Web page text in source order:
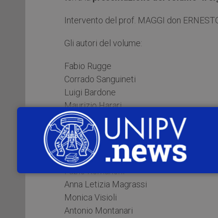
Intervento del prof. MAGGI don
Gli autori del volume:
Fabio Rugge
Corrado Sanguineti
Luigi Bardone
Maurizio Harari
Rosanina Invernizzi
Gianfranco Valle
Maria Chiara Succurro
Luisa Erba
Fabio Romanoni
Anna Letizia Magrassi
Monica Visioli
Antonio Montanari